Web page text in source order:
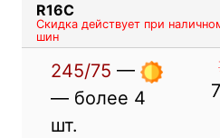
R16C
Скидка действует при
шин
245/75 —
— более 4
шт.